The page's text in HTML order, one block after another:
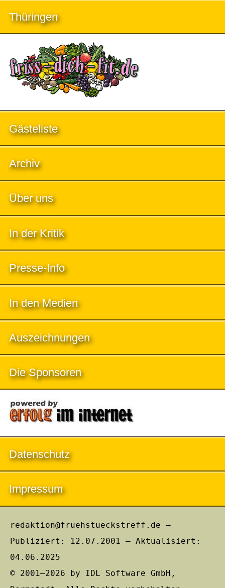
Thüringen
Gästeliste
Archiv
Über uns
In der Kritik
Presse-Info
In den Medien
Auszeichnungen
Die Sponsoren
Datenschutz
Impressum
redaktion@fruehstueckstreff.de –
Publiziert: 12.07.2001 – Aktualisiert:
04.06.2025
© 2001–2026 by IDL Software GmbH,